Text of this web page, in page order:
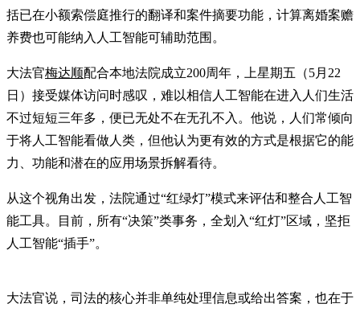
括已在小额索偿庭推行的翻译和案件摘要功能，计算离婚案赡
养费也可能纳入人工智能可辅助范围。
大法官梅达顺配合本地法院成立200周年，上星期五（5月22
日）接受媒体访问时感叹，难以相信人工智能在进入人们生活
不过短短三年多，便已无处不在无孔不入。他说，人们常倾向
于将人工智能看做人类，但他认为更有效的方式是根据它的能
力、功能和潜在的应用场景拆解看待。
从这个视角出发，法院通过“红绿灯”模式来评估和整合人工智
能工具。目前，所有“决策”类事务，全划入“红灯”区域，坚拒
人工智能“插手”。
大法官说，司法的核心并非单纯处理信息或给出答案，也在于